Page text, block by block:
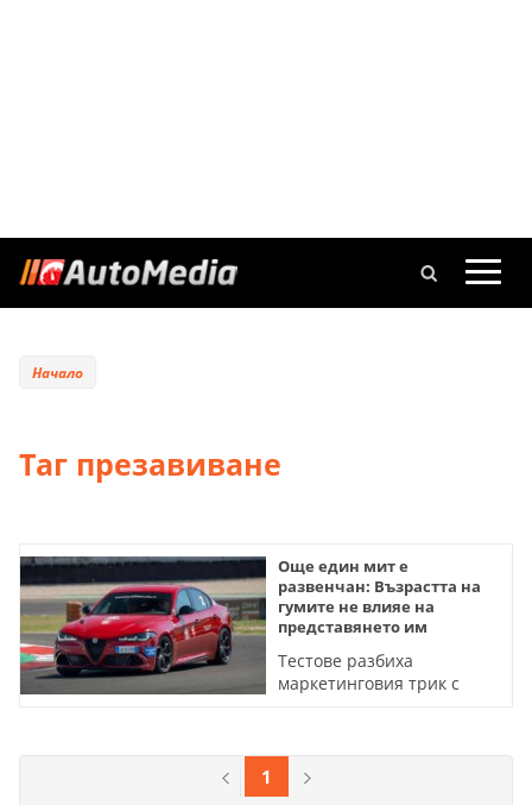
Начало
Таг презавиване
Още един мит е
развенчан: Възрастта на
гумите не влияе на
представянето им
Тестове разбиха
маркетинговия трик с
бюджета на шофьорите
1